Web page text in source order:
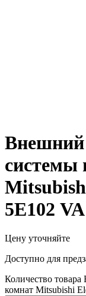
Внешний
системы
5Е102 VA
Цену уточняйте
Доступно для
Количество
комнат Mitsubishi